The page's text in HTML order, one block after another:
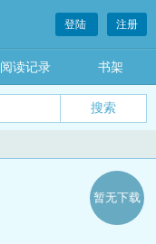
登陆 注册
阅读记录 书架
暂无下载